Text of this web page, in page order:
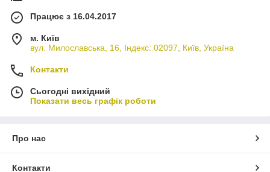
Працює з 16.04.2017
м. Київ
вул. Милославська, 16, Індекс: 02097, Київ, Україна
Контакти
Сьогодні вихідний
Показати весь графік роботи
Про нас
Контакти